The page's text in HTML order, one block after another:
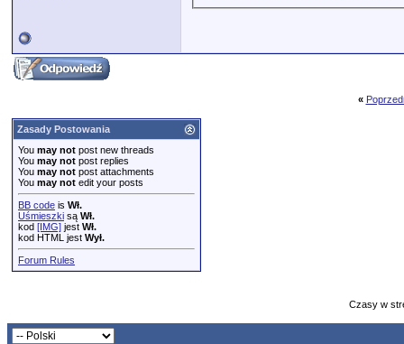
«
Zasady Postowania
You may not post new threads
You may not post replies
You may not post attachments
You may not edit your posts
BB code is Wł.
Uśmieszki są Wł.
kod [IMG] jest Wł.
kod HTML jest Wył.
Forum Rules
Czasy w